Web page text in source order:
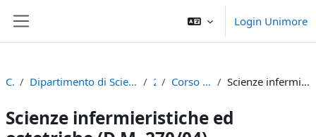
Login Unimore
Corsi Dipartimento di Scienze Biomediche, Metaboliche e Neuroscienze 2022 Corso di Laurea Magistrale Scienze infermieristiche ed ostetriche (D.M. 270/04)
Scienze infermieristiche ed